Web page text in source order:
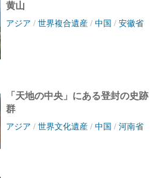
黄山
アジア / 世界複合遺産/ 中国 / 安徽省
「天地の中央」にある登封の史跡
群
アジア / 世界文化遺産/ 中国 / 河南省